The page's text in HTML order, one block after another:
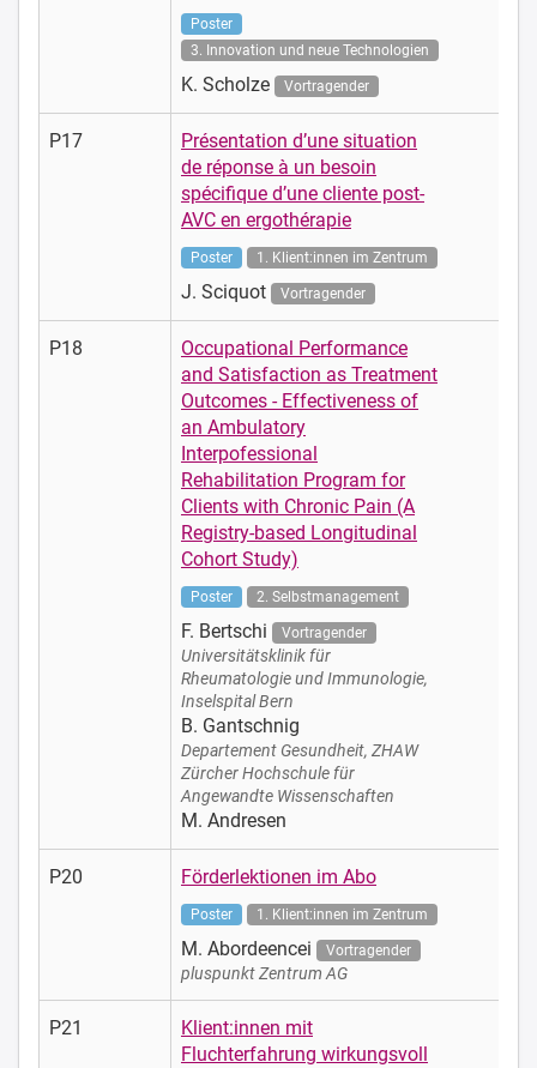
Poster
3. Innovation und neue Technologien
K. Scholze Vortragender
P17
Présentation d’une situation
de réponse à un besoin
spécifique d’une cliente post-
AVC en ergothérapie
Poster 1. Klient:innen im Zentrum
J. Sciquot Vortragender
P18
Occupational Performance
and Satisfaction as Treatment
Outcomes - Effectiveness of
an Ambulatory
Interpofessional
Rehabilitation Program for
Clients with Chronic Pain (A
Registry-based Longitudinal
Cohort Study)
Poster 2. Selbstmanagement
F. Bertschi Vortragender
Universitätsklinik für
Rheumatologie und Immunologie,
Inselspital Bern
B. Gantschnig
Departement Gesundheit, ZHAW
Zürcher Hochschule für
Angewandte Wissenschaften
M. Andresen
P20 Förderlektionen im Abo
Poster 1. Klient:innen im Zentrum
M. Abordeencei Vortragender
pluspunkt Zentrum AG
P21
Klient:innen mit
Fluchterfahrung wirkungsvoll